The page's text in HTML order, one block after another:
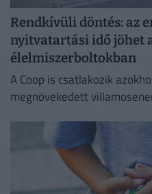
Rendkívüli döntés: az
nyitvatartási idő jöhet
élelmiszerboltokban
A Coop is csatlakozik
megnövekedett